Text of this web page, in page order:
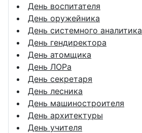
День воспитателя
День оружейника
День системного аналитика
День гендиректора
День атомщика
День ЛОРа
День секретаря
День лесника
День машиностроителя
День архитектуры
День учителя